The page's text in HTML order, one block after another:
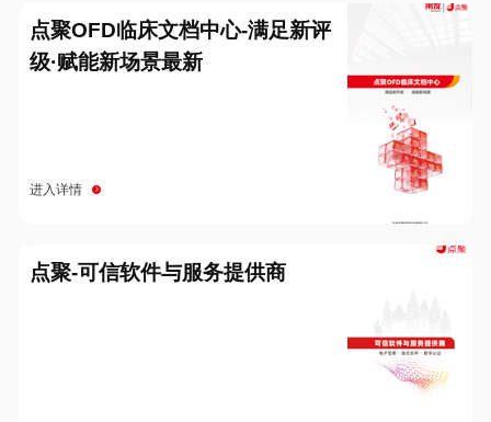
点聚OFD临床文档中心-满足新评
级·赋能新场景最新
进入详情
点聚-可信软件与服务提供商